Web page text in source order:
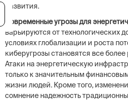
развития.
Современные угрозы для
варьируются от технологических
условиях глобализации и роста
киберугрозы становятся все
Атаки на энергетическую
только к значительным
жизни людей. Кроме того,
сомнение надежность